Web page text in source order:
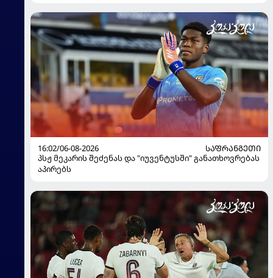
16:02/06-08-2026
ᲡᲐᲤᲠᲐᲜᲒᲔᲗᲘ
პსჟ მეკარის შეძენას და "იუვენტუსში" განათხოვრებას
აპირებს